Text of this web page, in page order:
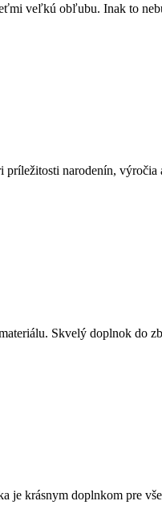
veľkú obľubu. Inak to
narodenín,
Skvelý doplnok do
je krásnym doplnkom pre